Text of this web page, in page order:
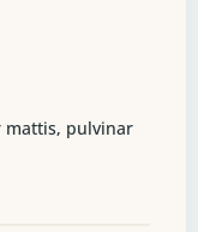
mattis, pulvinar